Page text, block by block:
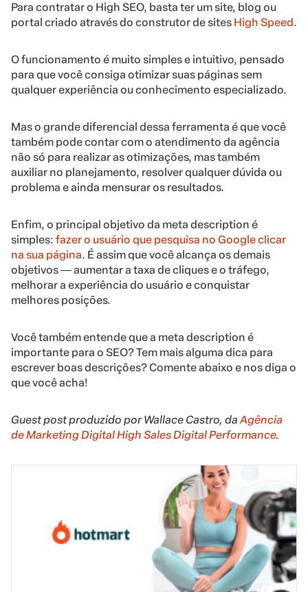
Para contratar o High SEO, basta ter um site, blog ou
portal criado através do construtor de sites High Speed.
O funcionamento é muito simples e intuitivo, pensado
para que você consiga otimizar suas páginas sem
qualquer experiência ou conhecimento especializado.
Mas o grande diferencial dessa ferramenta é que você
também pode contar com o atendimento da agência
não só para realizar as otimizações, mas também
auxiliar no planejamento, resolver qualquer dúvida ou
problema e ainda mensurar os resultados.
Enfim, o principal objetivo da meta description é
simples: fazer o usuário que pesquisa no Google clicar
na sua página. É assim que você alcança os demais
objetivos ― aumentar a taxa de cliques e o tráfego,
melhorar a experiência do usuário e conquistar
melhores posições.
Você também entende que a meta description é
importante para o SEO? Tem mais alguma dica para
escrever boas descrições? Comente abaixo e nos diga o
que você acha!
Guest post produzido por Wallace Castro, daAgência
de Marketing Digital High Sales Digital Performance.